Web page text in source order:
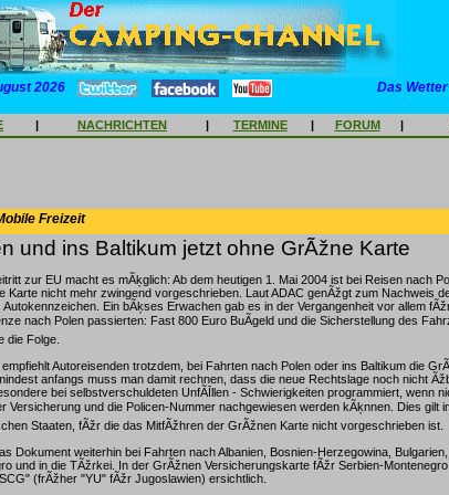
2026 Das
| NACHRICHTEN | TERMINE | FORUM |
Freizeit
und ins Baltikum jetzt ohne GrÃžne Karte
zur EU macht es mÃķglich: Ab dem heutigen 1. Mai 2004 ist bei Reisen nach
Karte nicht mehr zwingend vorgeschrieben. Laut ADAC genÃžgt zum Nachweis
Ein bÃķses Erwachen gab es in der Vergangenheit vor allem
nach Polen passierten: Fast 800 Euro BuÃgeld und die Sicherstellung des
die Folge.
empfiehlt Autoreisenden trotzdem, bei Fahrten nach Polen oder ins Baltikum die
anfangs muss man damit rechnen, dass die neue Rechtslage noch nicht
bei selbstverschuldeten UnfÃĪllen - Schwierigkeiten programmiert, wenn
Versicherung und die Policen-Nummer nachgewiesen werden kÃķnnen. Dies gilt
Staaten, fÃžr die das MitfÃžhren der GrÃžnen Karte nicht vorgeschrieben ist.
Dokument weiterhin bei Fahrten nach Albanien, Bosnien-Herzegowina,
und in die TÃžrkei. In der GrÃžnen Versicherungskarte fÃžr Serbien-
(frÃžher "YU" fÃžr Jugoslawien) ersichtlich.